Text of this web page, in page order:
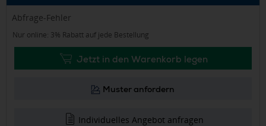
Abfrage-Fehler
Nur online: 3% Rabatt auf jede Bestellung
Jetzt in den Warenkorb legen
Muster anfordern
Individuelles Angebot anfragen